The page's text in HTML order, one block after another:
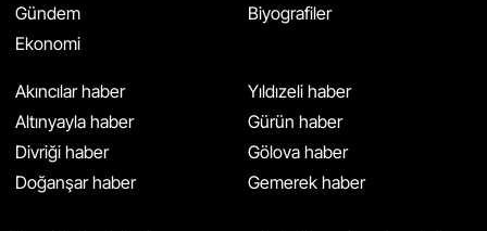
Gündem
Ekonomi
Biyografiler
Akıncılar haber
Altınyayla haber
Divriği haber
Doğanşar haber
Yıldızeli haber
Gürün haber
Gölova haber
Gemerek haber